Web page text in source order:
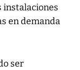
instalaciones
en demanda
ser